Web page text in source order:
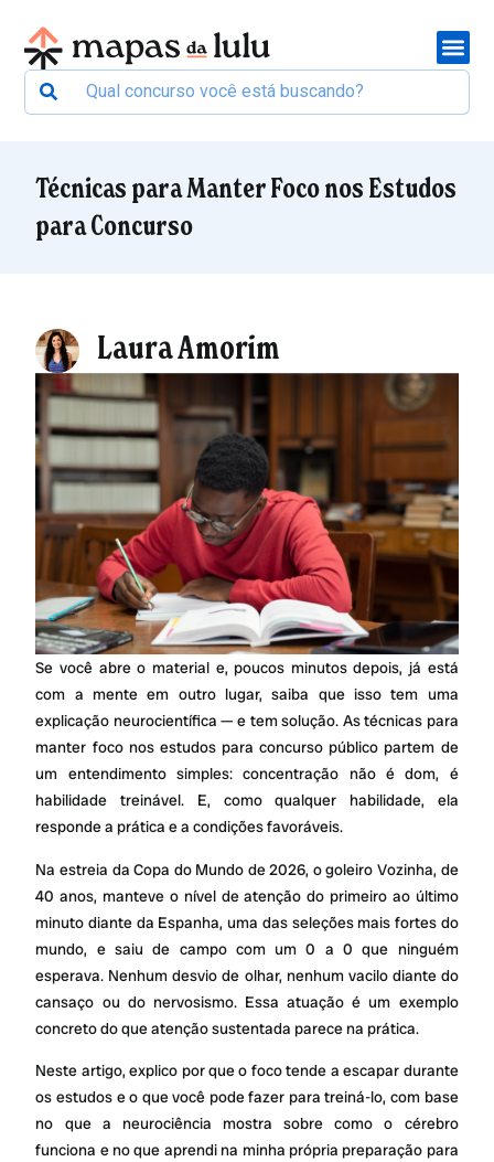
Técnicas para Manter Foco nos Estudos
para Concurso
Laura Amorim
Se você abre o material e, poucos minutos depois, já está
com a mente em outro lugar, saiba que isso tem uma
explicação neurocientífica — e tem solução. As técnicas para
manter foco nos estudos para concurso público partem de
um entendimento simples: concentração não é dom, é
habilidade treinável. E, como qualquer habilidade, ela
responde a prática e a condições favoráveis.
Na estreia da Copa do Mundo de 2026, o goleiro Vozinha, de
40 anos, manteve o nível de atenção do primeiro ao último
minuto diante da Espanha, uma das seleções mais fortes do
mundo, e saiu de campo com um 0 a 0 que ninguém
esperava. Nenhum desvio de olhar, nenhum vacilo diante do
cansaço ou do nervosismo. Essa atuação é um exemplo
concreto do que atenção sustentada parece na prática.
Neste artigo, explico por que o foco tende a escapar durante
os estudos e o que você pode fazer para treiná-lo, com base
no que a neurociência mostra sobre como o cérebro
funciona e no que aprendi na minha própria preparação para